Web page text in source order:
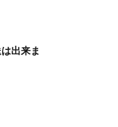
出来ま